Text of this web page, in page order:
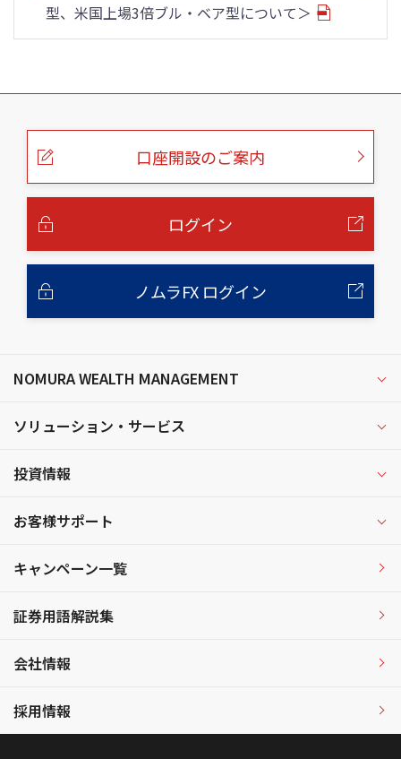
型、米国上場3倍ブル・ベア型について＞
こ
口座開設のご案内
ログイン
ノムラFX ログイン
NOMURA WEALTH MANAGEMENT
ソリューション・サービス
投資情報
お客様サポート
キャンペーン一覧
証券用語解説集
会社情報
採用情報